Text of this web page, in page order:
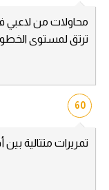
محاولات من لاعبي
ترتق لمستوى
60
تمريرات متتالية